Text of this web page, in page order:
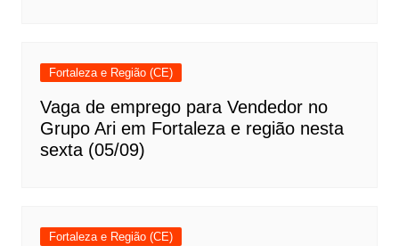
Fortaleza e Região (CE)
Vaga de emprego para Vendedor no
Grupo Ari em Fortaleza e região nesta
sexta (05/09)
Fortaleza e Região (CE)